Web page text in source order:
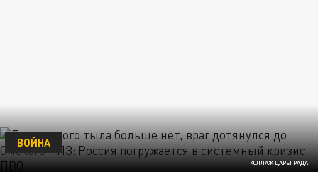
КОЛЛАЖ ЦАРЬГРАДА
ВОЙНА